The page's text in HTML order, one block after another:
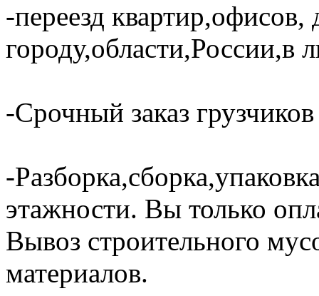
-переезд
городу,области,России,в
-Срочный заказ
-
этажности. Вы только
Вывоз строительного
материалов.